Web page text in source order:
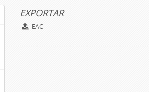
EXPORTAR
EAC